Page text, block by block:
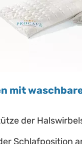
mit
der
Schlafposition